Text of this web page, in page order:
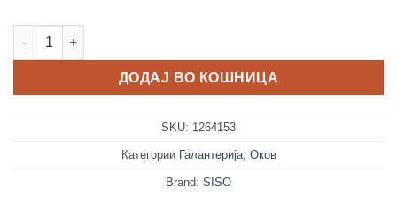
Врзник 90/3 за организер количина
ДОДАЈ ВО КОШНИЦА
SKU: 1264153
Категории Галантерија, Оков
Brand: SISO